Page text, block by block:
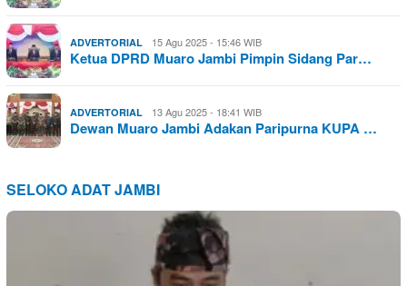
ADVERTORIAL 15 Agu 2025 - 15:46 WIB
Ketua DPRD Muaro Jambi Pimpin Sidang Par…
ADVERTORIAL 13 Agu 2025 - 18:41 WIB
Dewan Muaro Jambi Adakan Paripurna KUPA …
SELOKO ADAT JAMBI